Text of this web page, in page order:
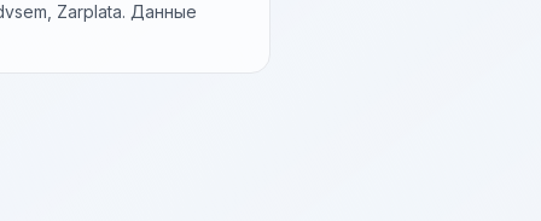
Zarplata. Данные